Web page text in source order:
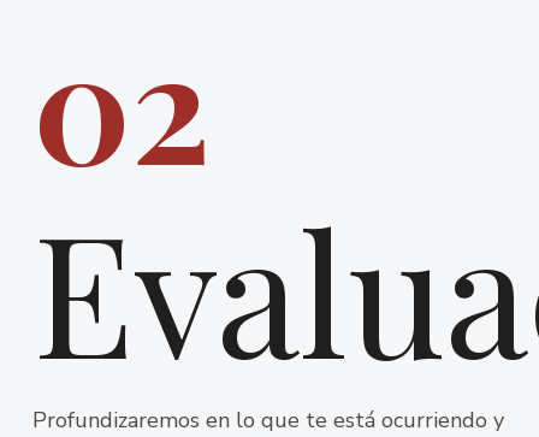
02
Profundizaremos en lo que te está ocurriendo y